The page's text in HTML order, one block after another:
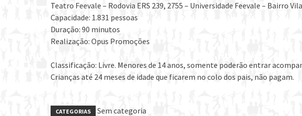
Teatro Feevale – Rodovia ERS 239, 2755 – Universidade Feevale – Bairro
Capacidade: 1.831 pessoas
Duração: 90 minutos
Realização: Opus Promoções
Classificação: Livre. Menores de 14 anos, somente poderão entrar
Crianças até 24 meses de idade que ficarem no colo dos pais, não pagam.
CATEGORIAS Sem categoria